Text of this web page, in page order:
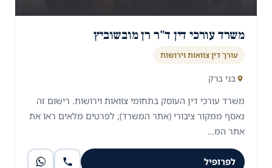
משרד עורכי דין ד"ר רן מובשוביץ
עורך דין צוואות וירושות
בני ברק
משרד עורכי דין העוסק בתחומי צוואות וירושות. רישום זה
נאסף ממקור ציבורי (אתר המשרד); לפרטים מלאים ראו את
אתר המ…
לפרופיל